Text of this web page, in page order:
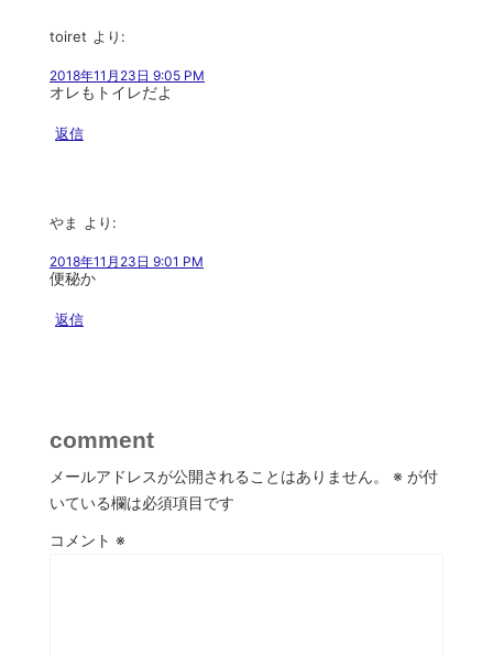
toiret より:
2018年11月23日 9:05 PM
オレもトイレだよ
返信
やま より:
2018年11月23日 9:01 PM
便秘か
返信
comment
メールアドレスが公開されることはありません。 ※ が付
いている欄は必須項目です
コメント ※